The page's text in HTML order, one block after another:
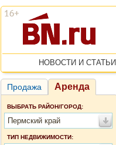
НОВОСТИ И СТАТЬИ
Продажа Аренда
ВЫБРАТЬ РАЙОН/ГОРОД:
Пермский край
ТИП НЕДВИЖИМОСТИ: